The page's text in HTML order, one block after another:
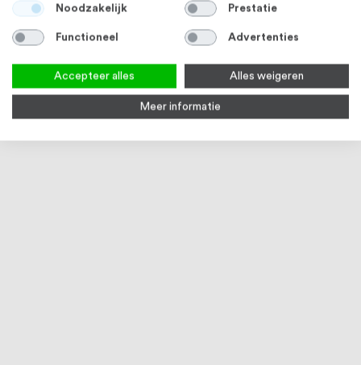
Noodzakelijk Prestatie
Functioneel Advertenties
Accepteer alles Alles weigeren
Meer informatie